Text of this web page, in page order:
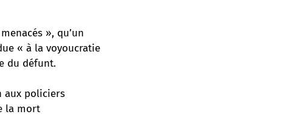
», qu’un
« à la voyoucratie
du défunt.
aux policiers
la mort